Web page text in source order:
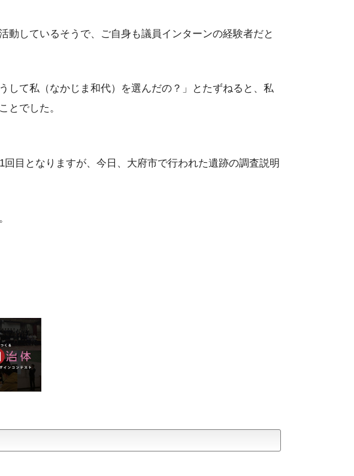
しているそうで、ご自身も議員インターンの経験者だと
して私（なかじま和代）を選んだの？」とたずねると、私
とでした。
目となりますが、今日、大府市で行われた遺跡の調査説明